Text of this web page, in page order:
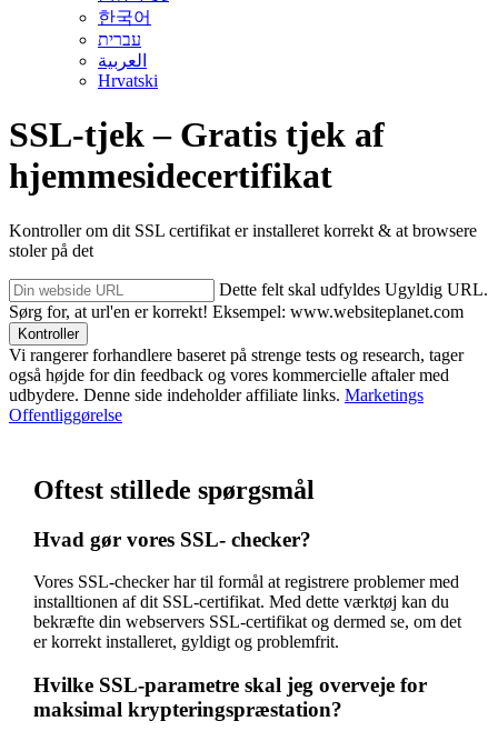
한국어
עברית
العربية
Hrvatski
SSL-tjek – Gratis tjek af
hjemmesidecertifikat
Kontroller om dit SSL certifikat er installeret korrekt & at browsere
stoler på det
Dette felt skal udfyldes Ugyldig URL.
Sørg for, at url'en er korrekt! Eksempel: www.websiteplanet.com
Kontroller
Vi rangerer forhandlere baseret på strenge tests og research, tager
også højde for din feedback og vores kommercielle aftaler med
udbydere. Denne side indeholder affiliate links. Marketings
Offentliggørelse
Oftest stillede spørgsmål
Hvad gør vores SSL- checker?
Vores SSL-checker har til formål at registrere problemer med
installtionen af dit SSL-certifikat. Med dette værktøj kan du
bekræfte din webservers SSL-certifikat og dermed se, om det
er korrekt installeret, gyldigt og problemfrit.
Hvilke SSL-parametre skal jeg overveje for
maksimal krypteringspræstation?